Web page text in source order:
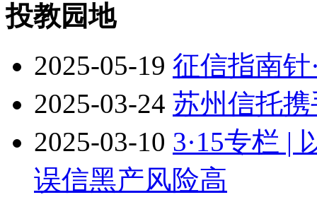
投教园地
2025-05-19 征信指南针
2025-03-24 苏州信托
2025-03-10 3·15专栏 |
误信黑产风险高